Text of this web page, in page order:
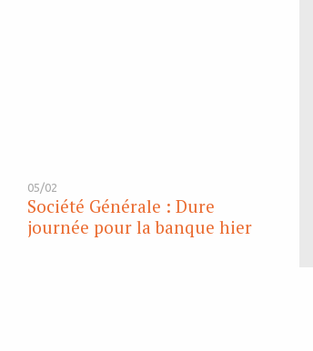
05/02
Société Générale : Dure
journée pour la banque hier